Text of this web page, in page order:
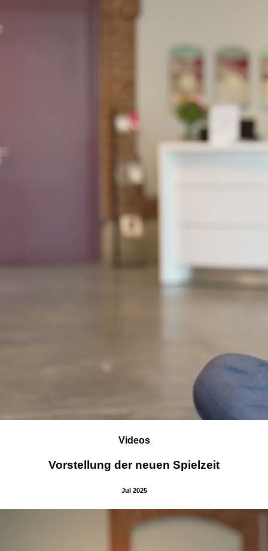
Videos
Vorstellung der neuen Spielzeit
Jul 2025